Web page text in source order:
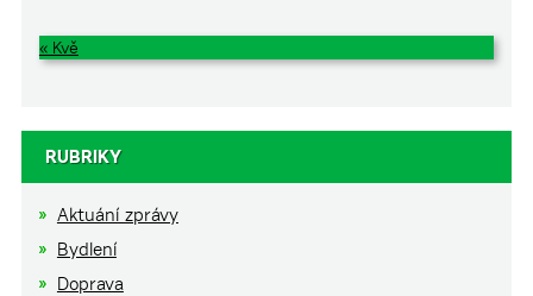
« Kvě
RUBRIKY
Aktuání zprávy
Bydlení
Doprava